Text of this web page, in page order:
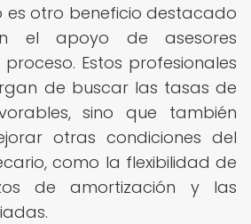
es otro beneficio destacado
el apoyo de asesores
Estos profesionales
de buscar las tasas de
sino que también
otras condiciones del
como la flexibilidad de
de amortización y las